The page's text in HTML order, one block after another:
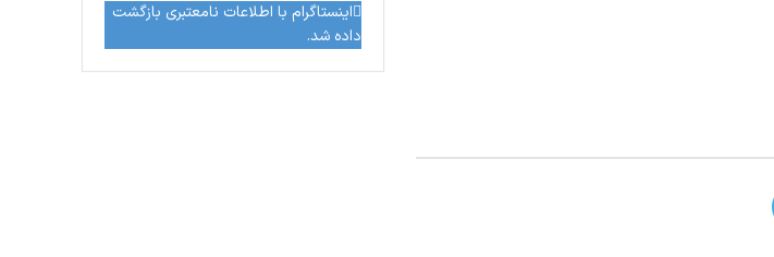
اینستاگرام با اطلاعات نامعتبری بازگشت
داده شد.